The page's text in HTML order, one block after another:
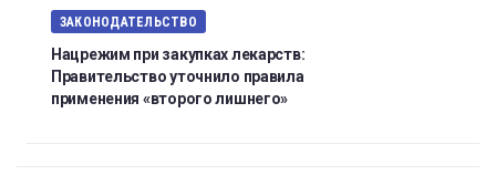
ЗАКОНОДАТЕЛЬСТВО
Нацрежим при закупках лекарств:
Правительство уточнило правила
применения «второго лишнего»